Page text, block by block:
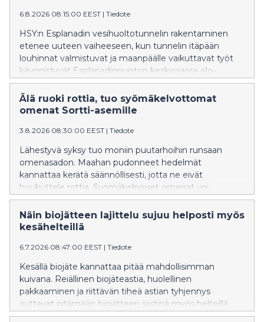
6.8.2026 08:15:00 EEST | Tiedote
HSY:n Esplanadin vesihuoltotunnelin rakentaminen
etenee uuteen vaiheeseen, kun tunnelin itäpään
louhinnat valmistuvat ja maanpäälle vaikuttavat työt
käynnistyvät Esplanadinpuiston keskiosassa elo-
syyskuussa 2026.
Älä ruoki rottia, tuo syömäkelvottomat
omenat Sortti-asemille
3.8.2026 08:30:00 EEST | Tiedote
Lähestyvä syksy tuo moniin puutarhoihin runsaan
omenasadon. Maahan pudonneet hedelmät
kannattaa kerätä säännöllisesti, jotta ne eivät
houkuttele rottia. Syömäkelpoiset omenat voi
hyödyntää itse tai antaa eteenpäin, ja suuremmat
määrät huonokuntoisia omenoita voi tuoda HSY:n
Sortti-asemille.
Näin biojätteen lajittelu sujuu helposti myös
kesähelteillä
6.7.2026 08:47:00 EEST | Tiedote
Kesällä biojäte kannattaa pitää mahdollisimman
kuivana. Reiällinen biojäteastia, huolellinen
pakkaaminen ja riittävän tiheä astian tyhjennys
auttavat pitämään biojätteen siistinä myös helteillä.
Helsingin seudun ympäristöpalvelut HSY vinkkaa